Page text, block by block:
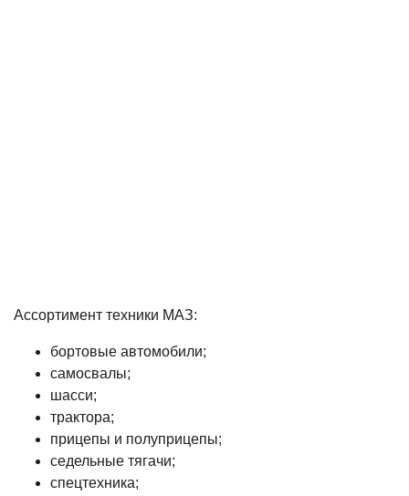
Ассортимент техники МАЗ:
бортовые автомобили;
самосвалы;
шасси;
трактора;
прицепы и полуприцепы;
седельные тягачи;
спецтехника;